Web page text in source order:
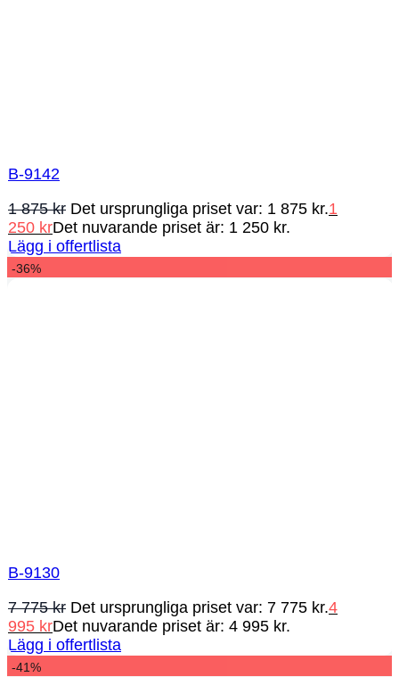
B-9142
1 875kr Det ursprungliga priset var: 1 875 kr.1
250 krDet nuvarande priset är: 1 250 kr.
Lägg i offertlista
-36%
B-9130
7 775kr Det ursprungliga priset var: 7 775 kr.4
995 krDet nuvarande priset är: 4 995 kr.
Lägg i offertlista
-41%